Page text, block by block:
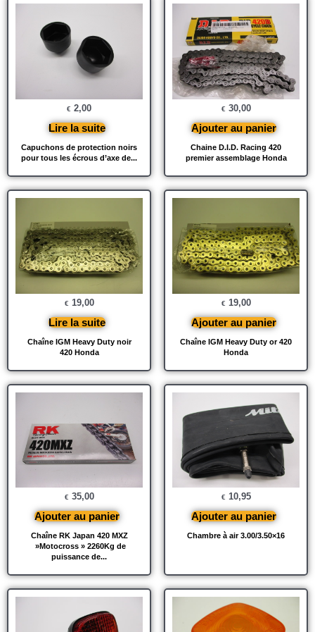
Capuchons de protection noirs
pour tous les écrous d’axe de...
€ 2,00
Lire la suite
Chaine D.I.D. Racing 420
premier assemblage Honda
€ 30,00
Ajouter au panier
Chaîne IGM Heavy Duty noir
420 Honda
€ 19,00
Lire la suite
Chaîne IGM Heavy Duty or 420
Honda
€ 19,00
Ajouter au panier
Chaîne RK Japan 420 MXZ
»Motocross » 2260Kg de
puissance de...
€ 35,00
Ajouter au panier
Chambre à air 3.00/3.50×16
€ 10,95
Ajouter au panier